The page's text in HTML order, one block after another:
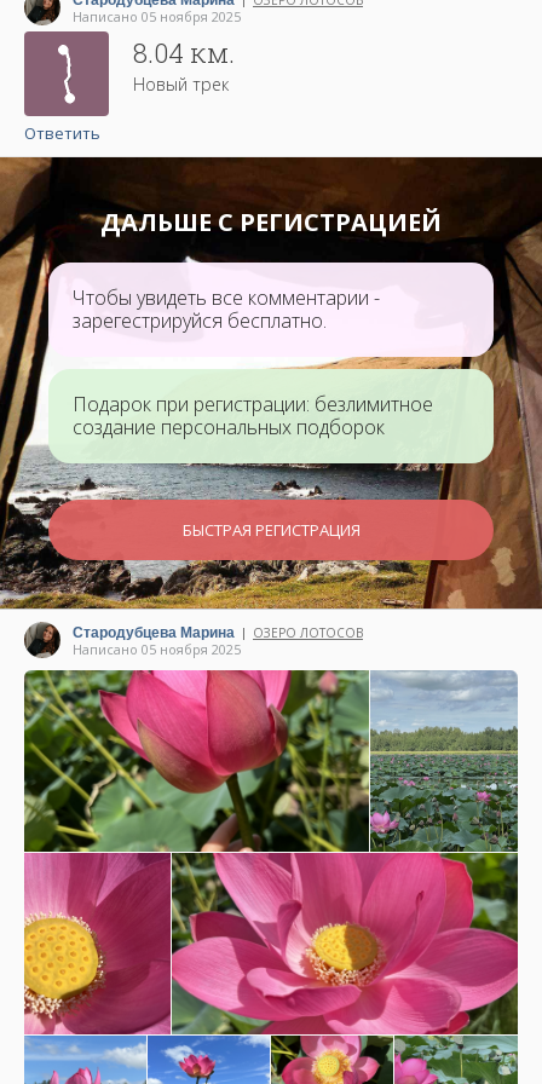
Написано 05 ноября 2025
8.04 км.
Новый трек
Ответить
ДАЛЬШЕ С РЕГИСТРАЦИЕЙ
Чтобы увидеть все комментарии -
зарегестрируйся бесплатно.
Подарок при регистрации: безлимитное
создание персональных подборок
БЫСТРАЯ РЕГИСТРАЦИЯ
Стародубцева Марина | ОЗЕРО ЛОТОСОВ
Написано 05 ноября 2025